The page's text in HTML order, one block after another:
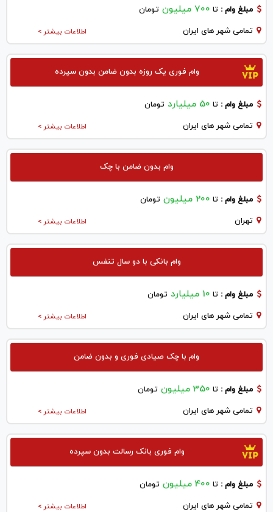
مبلغ وام : تا 700 میلیون تومان
اطلاعات بیشتر > تمامی شهر های ایران
وام فوری یک روزه بدون ضامن بدون سپرده
مبلغ وام : تا 50 میلیارد تومان
اطلاعات بیشتر > تمامی شهر های ایران
وام بدون ضامن با چک
مبلغ وام : تا 200 میلیون تومان
اطلاعات بیشتر > تهران
وام بانکی با دو سال تنفس
مبلغ وام : تا 10 میلیارد تومان
اطلاعات بیشتر > تمامی شهر های ایران
وام با چک صیادی فوری و بدون ضامن
مبلغ وام : تا 350 میلیون تومان
اطلاعات بیشتر > تمامی شهر های ایران
وام فوری بانک رسالت بدون سپرده
مبلغ وام : تا 400 میلیون تومان
اطلاعات بیشتر > تمامی شهر های ایران